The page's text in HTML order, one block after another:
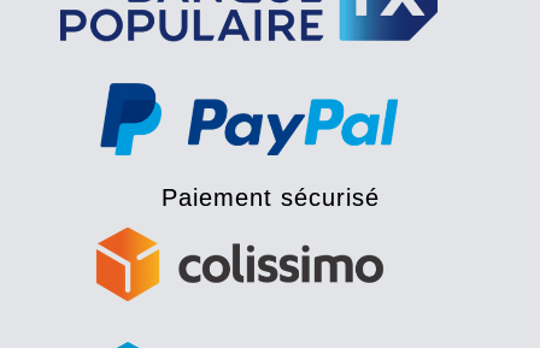
Paiement sécurisé